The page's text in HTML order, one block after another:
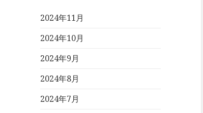
2024年11月
2024年10月
2024年9月
2024年8月
2024年7月